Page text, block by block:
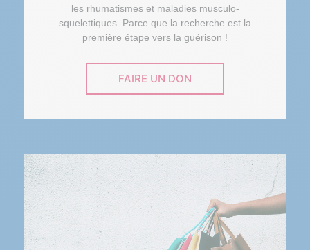
les rhumatismes et maladies musculo-
squelettiques. Parce que la recherche est la
première étape vers la guérison !
FAIRE UN DON